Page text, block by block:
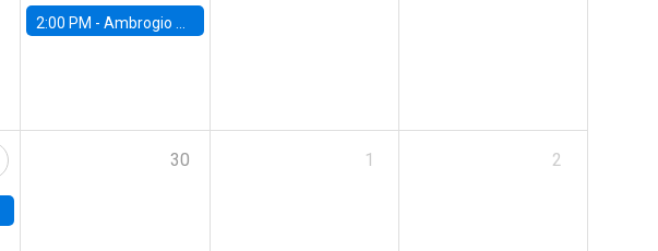
2:00 PM - Ambrogio Cesa-Bianchi, Bank of England
30 1 2